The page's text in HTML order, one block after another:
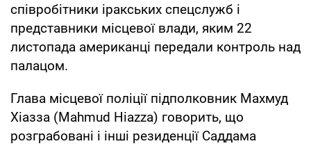
співробітники іракських спецслужб і
представники місцевої влади, яким 22
листопада американці передали контроль над
палацом.
Глава місцевої поліції підполковник Махмуд
Хіазза (Mahmud Hiazza) говорить, що
розграбовані і інші резиденції Саддама